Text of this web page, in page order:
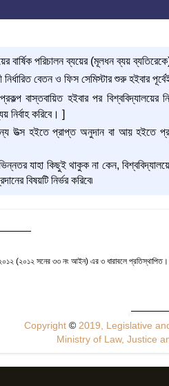
বার্ষিক পরিচালন ব্যয়ের (মূলধন ব্যয়
নির্ধারিত বেতন ও ফিস সেমিস্টার শুরু হইবার
বাস্তবায়িত হইবার পর
নির্বাহ করিবে। ]
উত্স হইতে প্রাপ্ত অনুদান বা আয় হইতে
যাহা কিছুই থাকুক না কেন,
বিষয়টি নির্ভর করিবে৷
(২০১২ সনের ৩৩ নং আইন) এর ৩ ধারাবলে প্রতিস্থাপিত।
Copyright© 2019, Legislative
Ministry of Law, Justice